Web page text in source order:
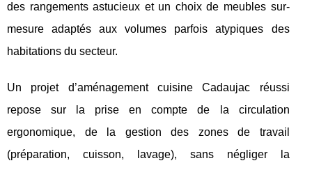
des rangements astucieux et un choix de meubles sur-
mesure adaptés aux volumes parfois atypiques des
habitations du secteur.
Un projet d’aménagement cuisine Cadaujac réussi
repose sur la prise en compte de la circulation
ergonomique, de la gestion des zones de travail
(préparation, cuisson, lavage), sans négliger la